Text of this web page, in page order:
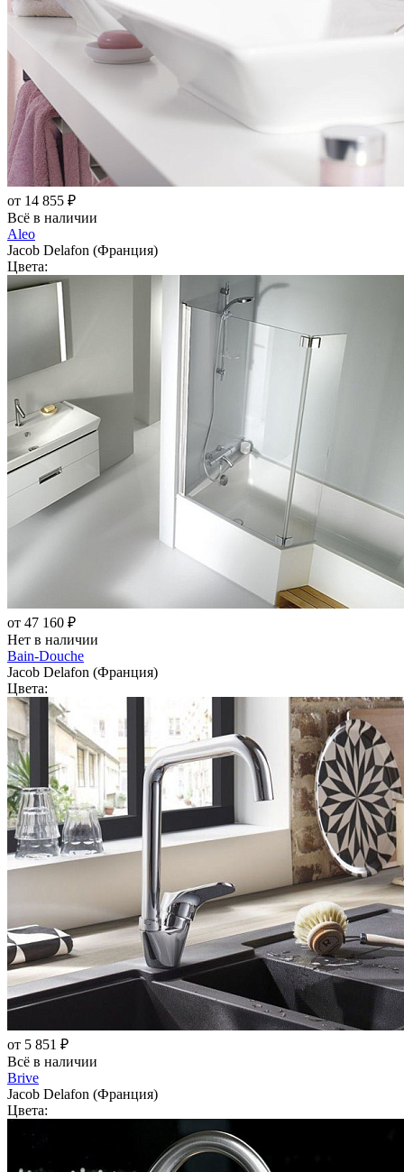
от 14 855 ₽
Всё в наличии
Aleo
Jacob Delafon (Франция)
Цвета:
от 47 160 ₽
Нет в наличии
Bain-Douche
Jacob Delafon (Франция)
Цвета:
от 5 851 ₽
Всё в наличии
Brive
Jacob Delafon (Франция)
Цвета: